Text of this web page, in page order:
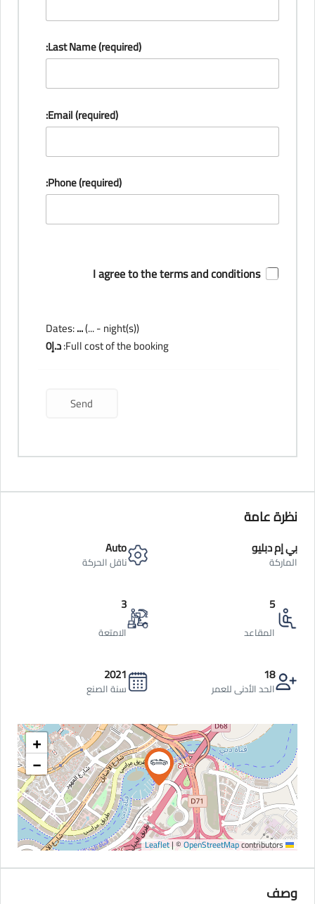
Last Name (required):
Email (required):
Phone (required):
I agree to the terms and conditions
Dates:...(...- night(s))
Full cost of the booking: د.إ0
نظرة عامة
بي إم دبليو
الماركة
Auto
ناقل الحركة
5
المقاعد
3
الامتعة
18
الحد الأدنى للعمر
2021
سنة الصنع
+
−
Leaflet
|©OpenStreetMapcontributors
وصف